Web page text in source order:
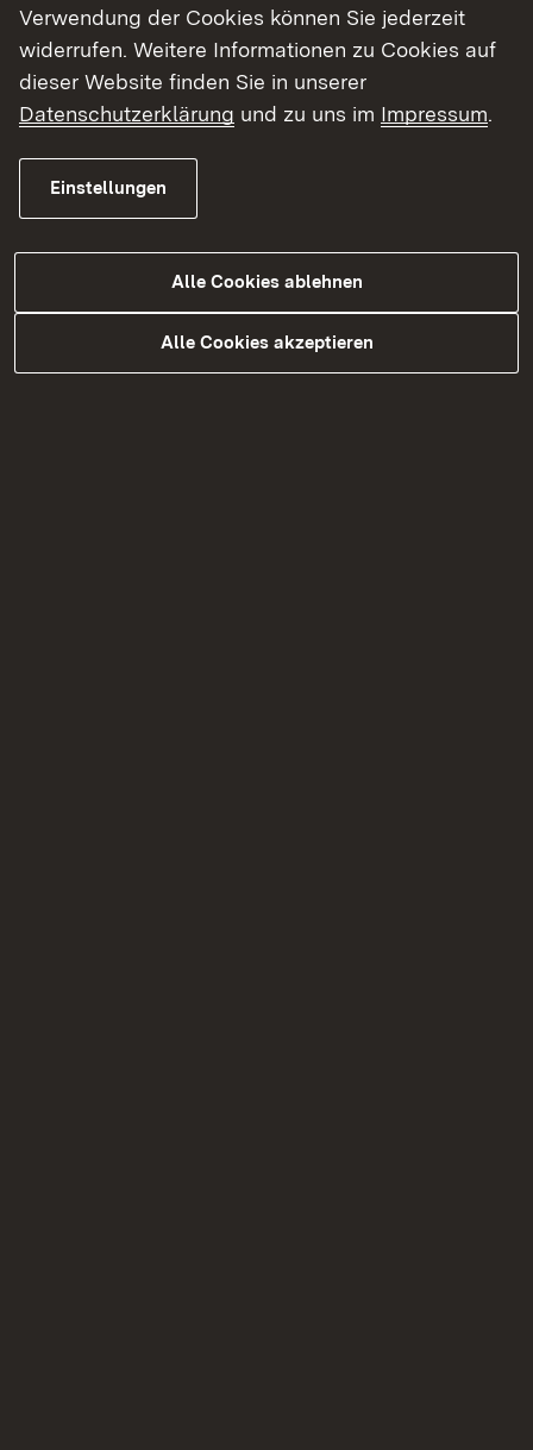
Verwendung der Cookies können Sie jederzeit
widerrufen. Weitere Informationen zu Cookies auf
dieser Website finden Sie in unserer
Datenschutzerklärung und zu uns im Impressum.
Einstellungen
Alle Cookies ablehnen
Alle Cookies akzeptieren